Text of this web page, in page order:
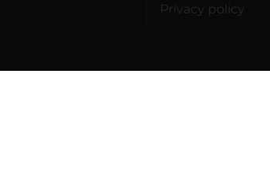
Privacy policy